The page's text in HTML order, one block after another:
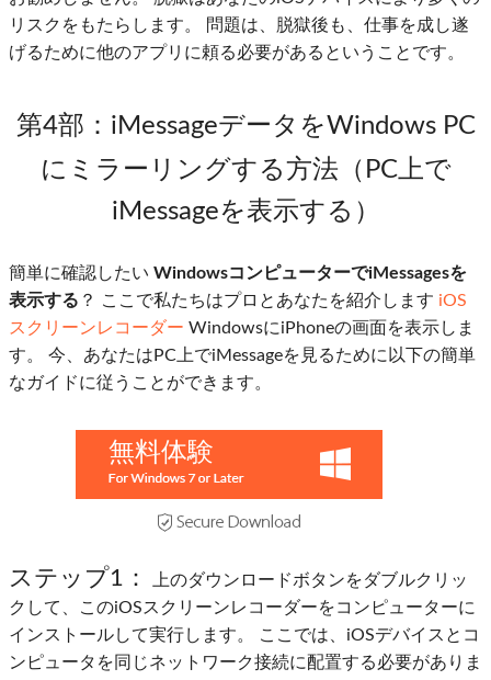
リスクをもたらします。 問題は、脱獄後も、仕事を成し遂
げるために他のアプリに頼る必要があるということです。
第4部 ：iMessageデータをWindows PC
にミラーリングする方法（PC上で
iMessageを表示する）
簡単に確認したい WindowsコンピューターでiMessagesを
表示する ？ ここで私たちはプロとあなたを紹介します iOS
スクリーンレコーダー WindowsにiPhoneの画面を表示しま
す。 今、あなたはPC上でiMessageを見るために以下の簡単
なガイドに従うことができます。
無料体験
ステップ1：
上のダウンロードボタンをダブルクリッ
クして、このiOSスクリーンレコーダーをコンピューターに
インストールして実行します。 ここでは、iOSデバイスとコ
ンピュータを同じネットワーク接続に配置する必要がありま